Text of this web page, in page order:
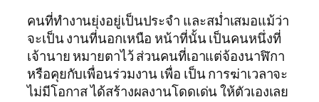
คนที่ทำงานยุ่งอยู่เป็นประจำ และสม่ำเสมอแม้ว่า
จะเป็น งานที่นอกเหนือ หน้าที่นั้น เป็นคนหนึ่งที่
เจ้านาย หมายตาไว้ ส่วนคนที่เอาแต่จ้องนาฬิกา
หรือคุยกับเพื่อนร่วมงาน เพื่อ เป็น การฆ่าเวลาจะ
ไม่มีโอกาส ได้สร้างผลงานโดดเด่น ให้ตัวเองเลย